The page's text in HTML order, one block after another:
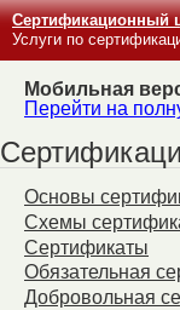
Сертификационный
Услуги по
Мобильная
Перейти на
Основы
Схемы
Сертификаты
Обязательная
Добровольная